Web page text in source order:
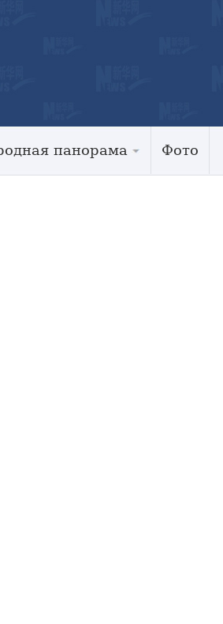
панорама Фото